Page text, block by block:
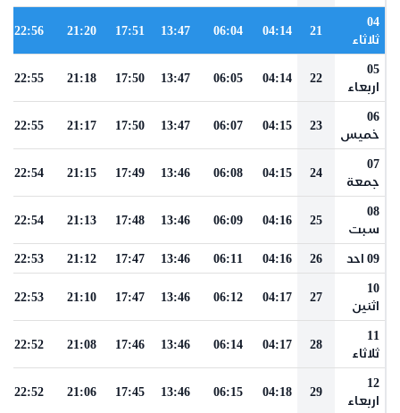
04
ثلاثاء
21
04:14
06:04
13:47
17:51
21:20
22:56
05
اربعاء
22
04:14
06:05
13:47
17:50
21:18
22:55
06
خميس
23
04:15
06:07
13:47
17:50
21:17
22:55
07
جمعة
24
04:15
06:08
13:46
17:49
21:15
22:54
08
سبت
25
04:16
06:09
13:46
17:48
21:13
22:54
09 احد 26
04:16
06:11
13:46
17:47
21:12
22:53
10
اثنين
27
04:17
06:12
13:46
17:47
21:10
22:53
11
ثلاثاء
28
04:17
06:14
13:46
17:46
21:08
22:52
12
اربعاء
29
04:18
06:15
13:46
17:45
21:06
22:52